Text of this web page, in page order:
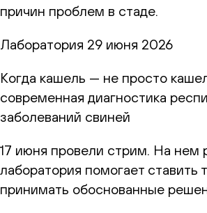
причин проблем в стаде.
Лаборатория 29 июня 2026
Когда кашель — не просто
современная диагностика
заболеваний свиней
17 июня провели стрим. На нем
лаборатория помогает ставить
принимать обоснованные